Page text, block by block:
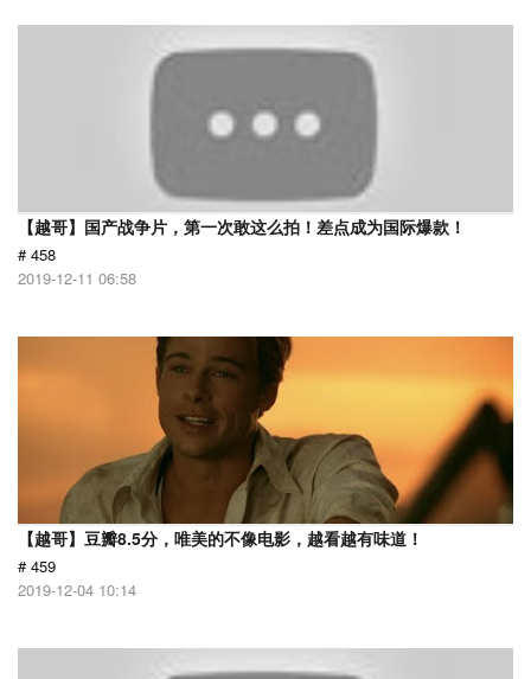
【越哥】国产战争片，第一次敢这么拍！差点成为国际爆款！
# 458
2019-12-11 06:58
【越哥】豆瓣8.5分，唯美的不像电影，越看越有味道！
# 459
2019-12-04 10:14